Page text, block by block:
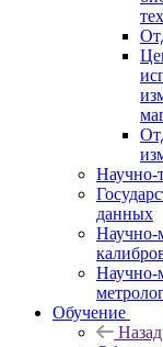
Научно-
данных
Научно-
Научно-
Обучение
Назад